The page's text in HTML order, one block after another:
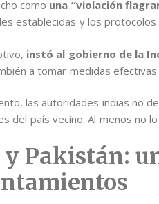
como una “violación
establecidas y los
instó al gobierno de la
a tomar medidas
las autoridades indias no
del país vecino. Al menos no
Pakistán: